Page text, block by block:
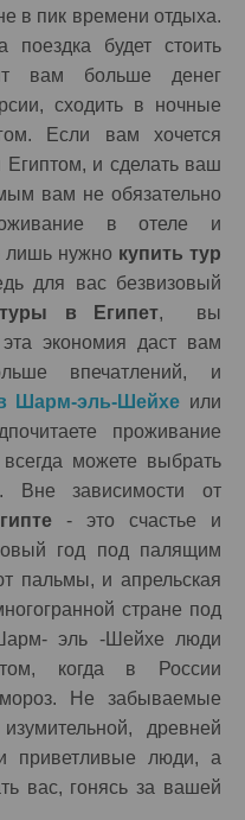
в пик времени отдыха.
будет стоить
вам больше денег
сходить в ночные
Если вам хочется
Египтом, и сделать ваш
вам не обязательно
в отеле и
лишь нужно купить тур
для вас безвизовый
в Египет, вы
экономия даст вам
впечатлений, и
Шарм-эль-Шейхе или
проживание
можете выбрать
Вне зависимости от
- это счастье и
год под палящим
пальмы, и апрельская
стране под
эль -Шейхе люди
когда в России
Не забываемые
древней
приветливые люди, а
вас, гонясь за вашей